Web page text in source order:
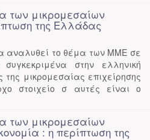
των μικρομεσαίων
της Ελλάδας
αναλυθεί το θέμα των ΜΜΕ σε
στην ελληνική
της μικρομεσαίας επιχείρησης
στοιχείο σ αυτές είναι ο
των μικρομεσαίων
: η περίπτωση της